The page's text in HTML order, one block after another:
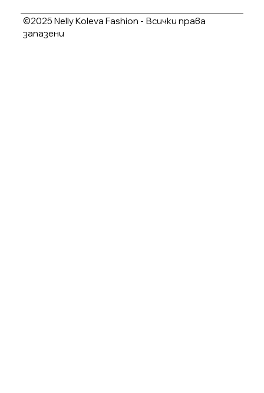
©2025 Nelly Koleva Fashion - Всички права
запазени